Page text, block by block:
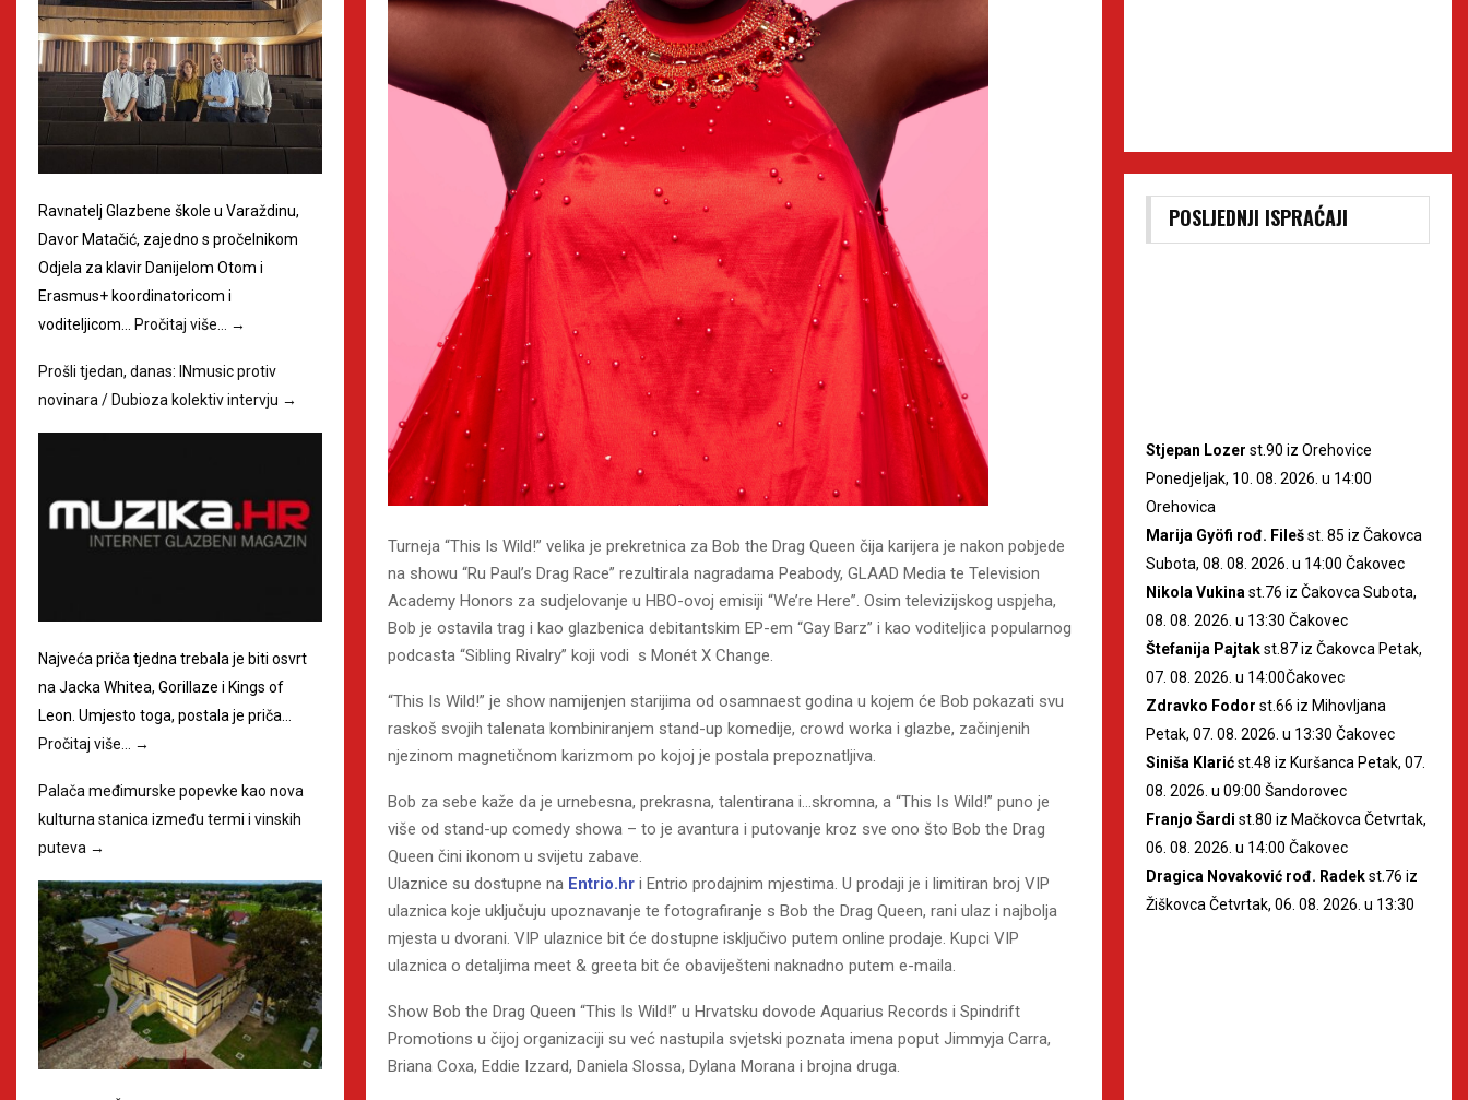
Turneja “This Is Wild!” velika je prekretnica za Bob the Drag Queen čija karijera je nakon pobjede
na showu “Ru Paul’s Drag Race” rezultirala nagradama Peabody, GLAAD Media te Television
Academy Honors za sudjelovanje u HBO-ovoj emisiji “We’re Here”. Osim televizijskog uspjeha,
Bob je ostavila trag i kao glazbenica debitantskim EP-em “Gay Barz” i kao voditeljica popularnog
podcasta “Sibling Rivalry” koji vodi s Monét X Change.
“This Is Wild!” je show namijenjen starijima od osamnaest godina u kojem će Bob pokazati svu
raskoš svojih talenata kombiniranjem stand-up komedije, crowd worka i glazbe, začinjenih
njezinom magnetičnom karizmom po kojoj je postala prepoznatljiva.
Bob za sebe kaže da je urnebesna, prekrasna, talentirana i…skromna, a “This Is Wild!” puno je
više od stand-up comedy showa – to je avantura i putovanje kroz sve ono što Bob the Drag
Queen čini ikonom u svijetu zabave.
Ulaznice su dostupne na Entrio.hr i Entrio prodajnim mjestima. U prodaji je i limitiran broj VIP
ulaznica koje uključuju upoznavanje te fotografiranje s Bob the Drag Queen, rani ulaz i najbolja
mjesta u dvorani. VIP ulaznice bit će dostupne isključivo putem online prodaje. Kupci VIP
ulaznica o detaljima meet & greeta bit će obaviješteni naknadno putem e-maila.
Show Bob the Drag Queen “This Is Wild!” u Hrvatsku dovode Aquarius Records i Spindrift
Promotions u čijoj organizaciji su već nastupila svjetski poznata imena poput Jimmyja Carra,
Briana Coxa, Eddie Izzard, Daniela Slossa, Dylana Morana i brojna druga.
Ravnatelj Glazbene škole u Varaždinu,
Davor Matačić, zajedno s pročelnikom
Odjela za klavir Danijelom Otom i
Erasmus+ koordinatoricom i
voditeljicom…
Pročitaj više… →
Prošli tjedan, danas: INmusic protiv
novinara / Dubioza kolektiv intervju →
Najveća priča tjedna trebala je biti osvrt
na Jacka Whitea, Gorillaze i Kings of
Leon. Umjesto toga, postala je priča…
Pročitaj više…
→
Palača međimurske popevke kao nova
kulturna stanica između termi i vinskih
puteva →
POSLJEDNJI ISPRAĆAJI
Stjepan Lozer st.90 iz Orehovice
Ponedjeljak, 10. 08. 2026. u 14:00
Orehovica
Marija Gyöfi rođ. Filešst. 85 iz Čakovca
Subota, 08. 08. 2026. u 14:00 Čakovec
Nikola Vukina st.76 iz Čakovca Subota,
08. 08. 2026. u 13:30 Čakovec
Štefanija Pajtakst.87 iz Čakovca Petak,
07. 08. 2026. u 14:00Čakovec
Zdravko Fodor st.66 iz Mihovljana
Petak, 07. 08. 2026. u 13:30 Čakovec
Siniša Klarićst.48 iz Kuršanca Petak, 07.
08. 2026. u 09:00 Šandorovec
Franjo Šardi st.80 iz Mačkovca Četvrtak,
06. 08. 2026. u 14:00 Čakovec
Dragica Novaković rođ. Radekst.76 iz
Žiškovca Četvrtak, 06. 08. 2026. u 13:30